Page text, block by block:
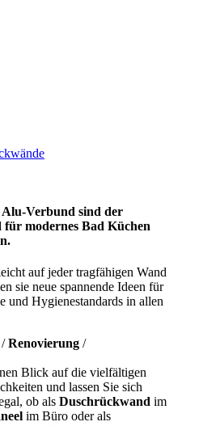
Verbund sind der
modernes Bad Küchen
auf jeder tragfähigen Wand
sie neue spannende Ideen für
und Hygienestandards in allen
/Renovierung /
Blick auf die vielfältigen
und lassen Sie sich
ob als Duschrückwand im
im Büro oder als